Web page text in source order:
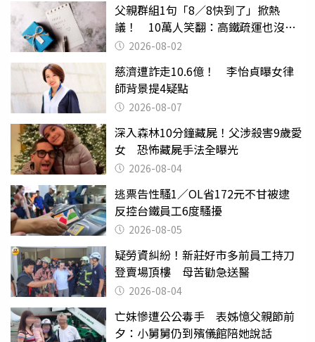
父親群組1句「8／8快到了」掀熱
議！ 10萬人笑翻：高鐵疏運也沒列
父親節
2026-08-02
慈濟遭詐走10.6億！ 李怡貞曝女律
師背景提4疑點
2026-08-07
深入森林10分鐘藏屍！父涉殺害9歲愛
女 恐怖藏屍手法全曝光
2026-08-04
逃票告性騷1／OL省172元不甘被逮
反控台鐵員工6度騷擾
2026-08-05
疑勞資糾紛！新莊好市多前員工持刀
登賣場頂樓 母苦勸急送醫
2026-08-04
亡妹慘遭公公毒手 表姊憶父親節前
夕：小舅舅仍到殯儀館陪她說話